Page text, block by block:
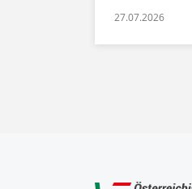
27.07.2026